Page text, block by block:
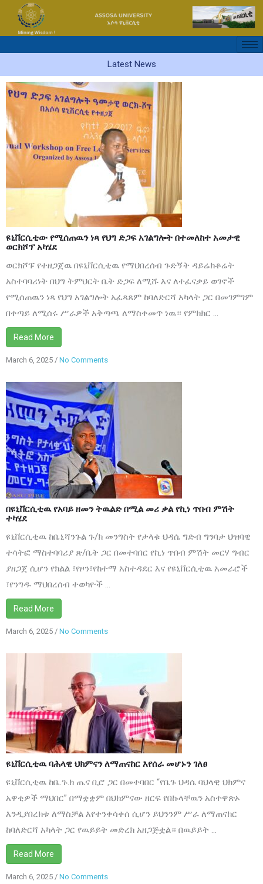
content
Latest News
ዩኒቨርሲቲው የሚሰጠዉን ነጻ የህግ ድጋፍ አገልግሎት በተመለከተ አመታዊ
ወርክሾፕ አካሄደ
ወርክሾፑ የተዘጋጀዉ በዩኒቨርሲቲዉ የማህበረሰብ ጉድኝት ዳይሬክቶሬት
አስተባባሪነት በህግ ትምህርት ቤት ድጋፍ ለሚሹ እና ለተፈናቃይ ወገኖች
የሚሰጠዉን ነጻ የህግ አገልግሎት አፈጻጸም ከባለድርሻ አካላት ጋር በመገምገም
በቀጣይ ለሚሰሩ ሥራዎች አቅጣጫ ለማስቀመጥ ነዉ። የምክክር ...
Read More
March 6, 2025 / No Comments
ዩኒቨርሲቲው
የሚሰጠዉን
ነጻ
የህግ
ድጋፍ
አገልግሎት
በተመለከተ
አመታዊ
ወርክሾፕ
አካሄደ
በዩኒቨርሲቲዉ የአባይ ዘመን ትዉልድ በሚል መሪ ቃል የኪነ ጥበብ ምሽት
ተካሄደ
ዩኒቨርሲቲዉ ከቤኒሻንጉል ጉ/ክ መንግስት የታላቁ ህዳሴ ግድብ ግንባታ ህዝባዊ
ተሳትፎ ማስተባባሪያ ጽ/ቤት ጋር በመተባበር የኪነ ጥበብ ምሽት መርሃ ግብር
ያዘጋጀ ሲሆን የክልል ፣የዞን፣የከተማ አስተዳደር እና የዩኒቨርሲቲዉ አመራሮች
፣የንግዱ ማህበረሰብ ተወካዮች ...
Read More
March 6, 2025 / No Comments
on
በዩኒቨርሲቲዉ
የአባይ
ዘመን
ትዉልድ
በሚል
መሪ
ቃል
የኪነ
ጥበብ
ዩኒቨርሲቲዉ ባሕላዊ ህክምናን ለማጠናከር እየሰራ መሆኑን ገለፀ
ዩኒቨርሲቲዉ ከቤ.ጉ.ክ ጤና ቢሮ ጋር በመተባበር “የቤጉ ህዳሴ ባህላዊ ህክምና
አዋቂዎች ማህበር” በማቋቋም በህክምናው ዘርፍ የበኩላቸዉን አስተዋጽኦ
እንዲያበረክቱ ለማስቻል እየተንቀሳቀሰ ሲሆን ይህንንም ሥራ ለማጠናከር
ከባለድርሻ አካላት ጋር የዉይይት መድረክ አዘጋጅቷል። በዉይይት ...
Read More
March 6, 2025 / No Comments
ባሕላዊ
ህክምናን
ለማጠናከር
እየሰራ
መሆኑን